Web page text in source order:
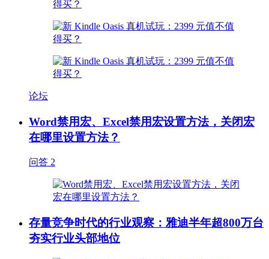
论坛
Word禁用宏、Excel禁用宏设置方法，关闭宏
在哪里设置方法？
问答 2
存量竞争时代的行业观察：雅迪半年超800万台
夯实行业头部地位